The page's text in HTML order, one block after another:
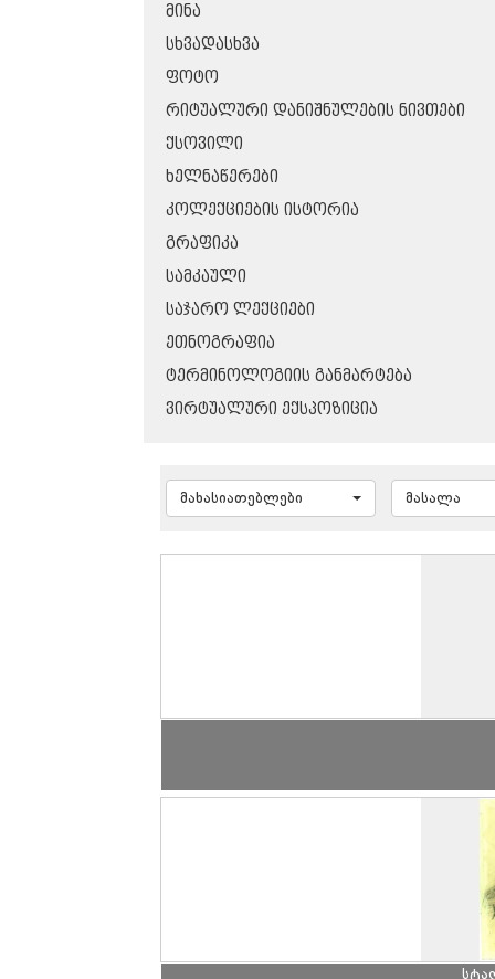
ᲛᲘᲜᲐ
ᲡᲮᲕᲐᲓᲐᲡᲮᲕᲐ
ᲤᲝᲢᲝ
ᲠᲘᲢᲣᲐᲚᲣᲠᲘ ᲓᲐᲜᲘᲨᲜᲣᲚᲔᲑᲘᲡ ᲜᲘᲕᲗᲔᲑᲘ
ᲥᲡᲝᲕᲘᲚᲘ
ᲮᲔᲚᲜᲐᲬᲔᲠᲔᲑᲘ
ᲙᲝᲚᲔᲥᲪᲘᲔᲑᲘᲡ ᲘᲡᲢᲝᲠᲘᲐ
ᲒᲠᲐᲤᲘᲙᲐ
ᲡᲐᲛᲙᲐᲣᲚᲘ
ᲡᲐᲯᲐᲠᲝ ᲚᲔᲥᲪᲘᲔᲑᲘ
ᲔᲗᲜᲝᲒᲠᲐᲤᲘᲐ
ᲢᲔᲠᲛᲘᲜᲝᲚᲝᲒᲘᲘᲡ ᲒᲐᲜᲛᲐᲠᲢᲔᲑᲐ
ᲕᲘᲠᲢᲣᲐᲚᲣᲠᲘ ᲔᲥᲡᲞᲝᲖᲘᲪᲘᲐ
მახასიათებლები მასალა